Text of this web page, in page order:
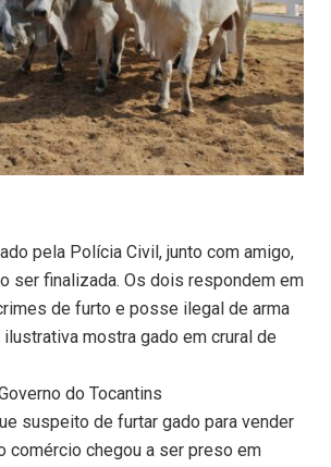
pela Polícia Civil, junto com amigo,
ser finalizada. Os dois respondem em
de furto e posse ilegal de arma
mostra gado em crural de
do Tocantins
suspeito de furtar gado para vender
comércio chegou a ser preso em